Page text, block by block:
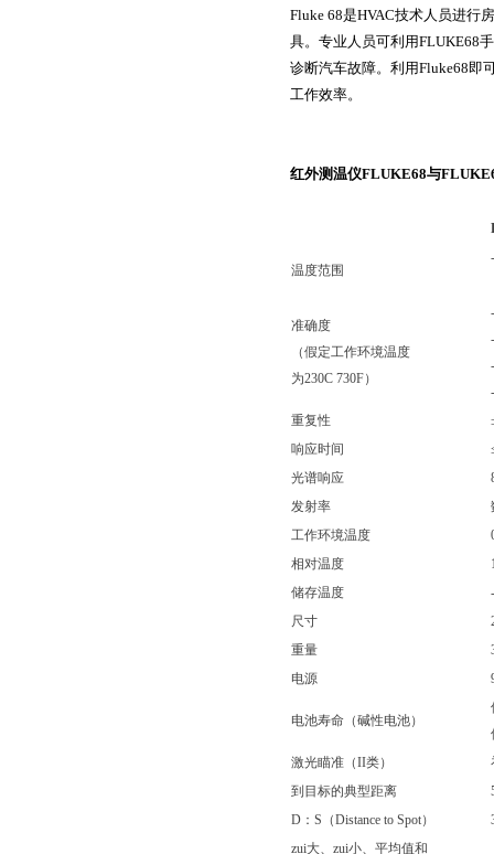
Fluke 68是HVAC技术人员进行
具。专业人员可利用FLUKE68
诊断汽车故障。利用Fluke68即
工作效率。
红外测温仪FLUKE68与
温度范围
准确度
（假定工作环境温度
为230C 730F）
重复性
响应时间
光谱响应
发射率
工作环境温度
相对温度
储存温度
尺寸
重量
电源
电池寿命（碱性电池）
激光瞄准（II类）
到目标的典型距离
D ：S（Distance to Spot）
zui大、zui小、平均值和